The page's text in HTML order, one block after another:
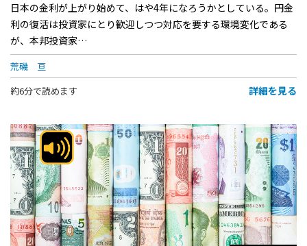
日本の金利が上がり始めて、はや4年になろうかとしている。円金
利の復活は投資家にとり歓迎しつつ対応を要する環境変化である
が、本邦投資家…
荒磯 亘
約6分で読めます
詳細を見る